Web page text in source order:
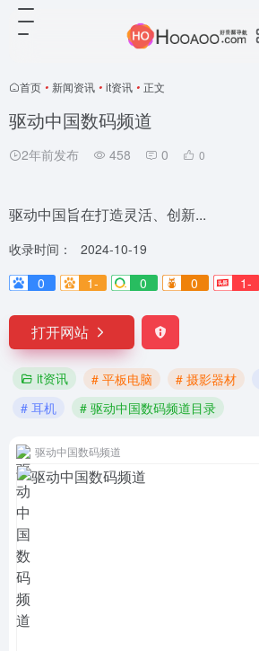
首页 • 新闻资讯 • it资讯 • 正文
驱动中国数码频道
2年前发布 458 0 0
驱动中国旨在打造灵活、创新...
收录时间：
2024-10-19
0
1- 0 0 1-
打开网站
it资讯 # 平板电脑 # 摄影器材
# 耳机
# 驱动中国数码频道目录
驱动中国数码频道